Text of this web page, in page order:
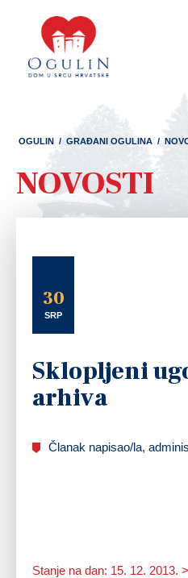
OGULIN / GRAĐANI OGULINA /
NOVOSTI
30
SRP
Sklopljeni
arhiva
Članak napisao/la,
Stanje na dan: 15. 12. 2013.